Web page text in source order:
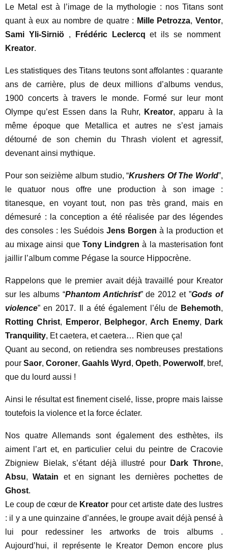
Le Metal est à l’image de la mythologie : nos Titans sont
quant à eux au nombre de quatre : Mille Petrozza,Ventor,
Sami Yli-Sirniö, Frédéric Leclercq et ils se nomment
Kreator.
Les statistiques des Titans teutons sont affolantes : quarante
ans de carrière, plus de deux millions d’albums vendus,
1900 concerts à travers le monde. Formé sur leur mont
Olympe qu’est Essen dans la Ruhr,
Kreator, apparu à la
même époque que Metallica et autres ne s’est jamais
détourné de son chemin du Thrash violent et agressif,
devenant ainsi mythique.
Pour son seizième album studio, “Krushers Of The World”,
le quatuor nous offre une production à son image :
titanesque, en voyant tout, non pas très grand, mais en
démesuré : la conception a été réalisée par des légendes
des consoles : les Suédois Jens Borgen à la production et
au mixage ainsi que Tony Lindgren à la masterisation font
jaillir l’album comme Pégase la source Hippocrène.
Rappelons que le premier avait déjà travaillé pour Kreator
sur les albums “Phantom Antichrist” de 2012 et ”Gods of
violence” en 2017. Il a été également l’élu de Behemoth,
Rotting Christ, Emperor, Belphegor,Arch Enemy, Dark
Tranquility, Et caetera, et caetera… Rien que ça!
Quant au second, on retiendra ses nombreuses prestations
pour Saor, Coroner, Gaahls Wyrd , Opeth, Powerwolf, bref,
que du lourd aussi !
Ainsi le résultat est finement ciselé, lisse, propre mais laisse
toutefois la violence et la force éclater.
Nos quatre Allemands sont également des esthètes, ils
aiment l’art et, en particulier celui du peintre de Cracovie
Zbigniew Bielak, s’étant déjà illustré pour
Dark Throne,
Absu,Watain et en signant les dernières pochettes de
Ghost.
Le coup de cœur de Kreator pour cet artiste date des lustres
: il y a une quinzaine d’années, le groupe avait déjà pensé à
lui pour redessiner les artworks de trois albums .
Aujourd’hui, il représente le Kreator Demon encore plus